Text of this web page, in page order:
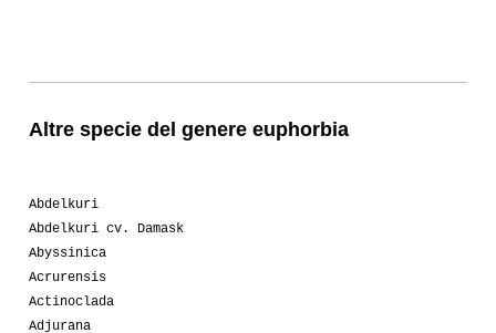
Altre specie del genere euphorbia
Abdelkuri
Abdelkuri cv. Damask
Abyssinica
Acrurensis
Actinoclada
Adjurana